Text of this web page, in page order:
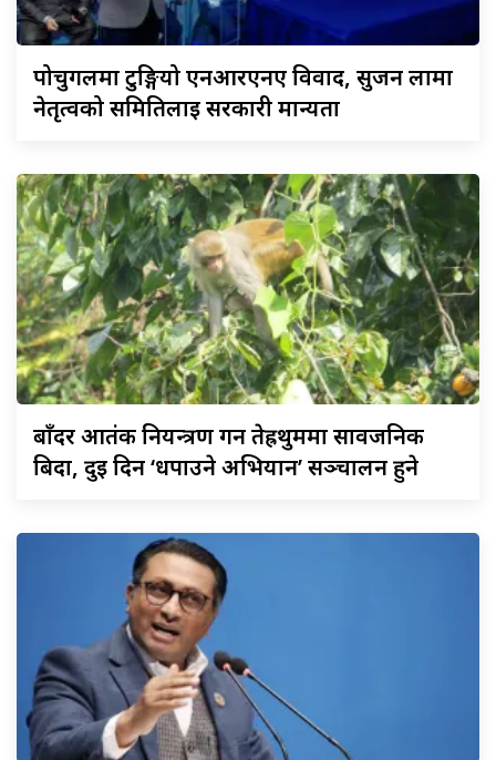
पोर्चुगलमाटुङ्गियो एनआरएनए विवाद, सुजन लामा
नेतृत्वको समितिलाई सरकारी मान्यता
बाँदरआतंक नियन्त्रण गर्न तेह्रथुममा सार्वजनिक
बिदा, दुई दिन ‘धपाउने अभियान’ सञ्चालन हुने